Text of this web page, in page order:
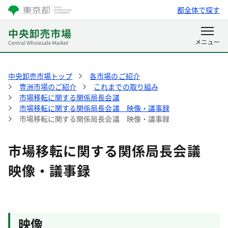
都全体で探す
中央卸売市場トップ
各市場のご紹介
豊洲市場のご紹介
これまでの取り組み
市場移転に関する関係局長会議
市場移転に関する関係局長会議 映像・議事録
市場移転に関する関係局長会議 映像・議事録
市場移転に関する関係局長会議
映像・議事録
映像